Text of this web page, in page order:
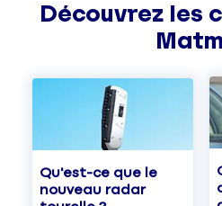
Découvrez les
Qu'est-ce que le
nouveau radar